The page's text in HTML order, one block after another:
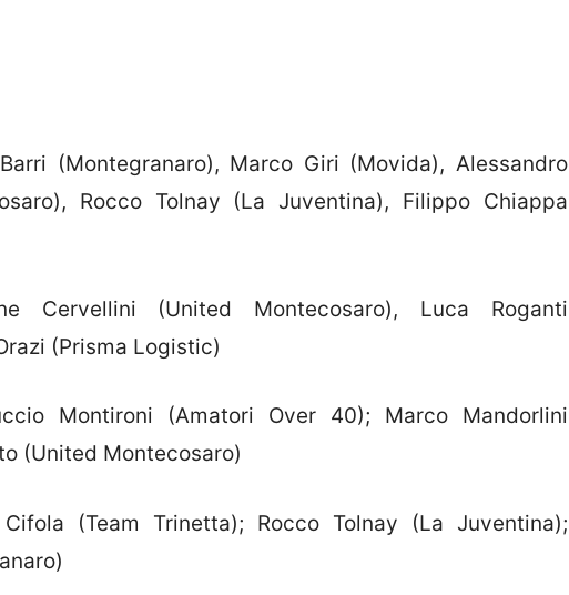
(Montegranaro), Marco Giri (Movida), Alessandro
Rocco Tolnay (La Juventina), Filippo Chiappa
Cervellini (United Montecosaro), Luca Roganti
(Prisma Logistic)
Montironi (Amatori Over 40); Marco Mandorlini
(United Montecosaro)
(Team Trinetta); Rocco Tolnay (La Juventina);